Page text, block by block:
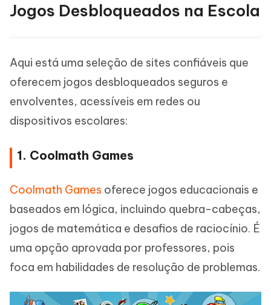
Jogos Desbloqueados na Escola
Aqui está uma seleção de sites confiáveis que
oferecem jogos desbloqueados seguros e
envolventes, acessíveis em redes ou
dispositivos escolares:
1. Coolmath Games
Coolmath Games oferece jogos educacionais e
baseados em lógica, incluindo quebra-cabeças,
jogos de matemática e desafios de raciocínio. É
uma opção aprovada por professores, pois
foca em habilidades de resolução de problemas.